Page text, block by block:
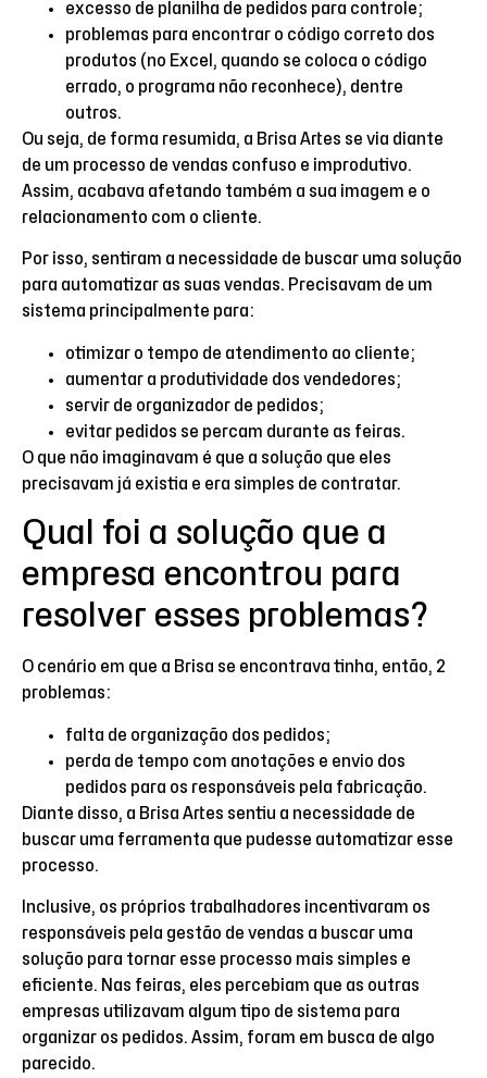
excesso de planilha de pedidos para controle;
problemas para encontrar o código correto dos
produtos (no Excel, quando se coloca o código
errado, o programa não reconhece), dentre
outros.
Ou seja, de forma resumida, a Brisa Artes se via diante
de um processo de vendas confuso e improdutivo.
Assim, acabava afetando também a sua imagem e o
relacionamento com o cliente.
Por isso, sentiram a necessidade de buscar uma solução
para automatizar as suas vendas. Precisavam de um
sistema principalmente para:
otimizar o tempo de atendimento ao cliente;
aumentar a produtividade dos vendedores;
servir de organizador de pedidos;
evitar pedidos se percam durante as feiras.
O que não imaginavam é que a solução que eles
precisavam já existia e era simples de contratar.
Qual foi a solução que a
empresa encontrou para
resolver esses problemas?
O cenário em que a Brisa se encontrava tinha, então, 2
problemas:
falta de organização dos pedidos;
perda de tempo com anotações e envio dos
pedidos para os responsáveis pela fabricação.
Diante disso, a Brisa Artes sentiu a necessidade de
buscar uma ferramenta que pudesse automatizar esse
processo.
Inclusive, os próprios trabalhadores incentivaram os
responsáveis pela gestão de vendas a buscar uma
solução para tornar esse processo mais simples e
eficiente. Nas feiras, eles percebiam que as outras
empresas utilizavam algum tipo de sistema para
organizar os pedidos. Assim, foram em busca de algo
parecido.